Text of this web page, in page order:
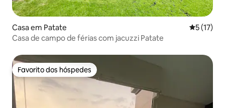
Casa em Patate
5 (17)
Casa de campo de férias com jacuzzi Patate
Favorito dos hóspedes
Favorito dos hóspedes